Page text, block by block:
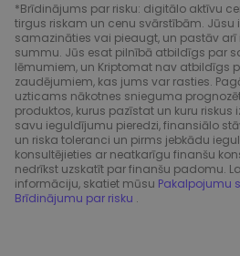
*Brīdinājums par risku: digitālo aktīvu
tirgus riskam un cenu svārstībām.
samazināties vai pieaugt, un pastāv
summu. Jūs esat pilnībā atbildīgs par
lēmumiem, un Kriptomat nav atbildīgs
zaudējumiem, kas jums var rasties.
uzticams nākotnes snieguma
produktos, kurus pazīstat un kuru riskus
savu ieguldījumu pieredzi, finansiālo
un riska toleranci un pirms jebkādu
konsultējieties ar neatkarīgu finanšu
nedrīkst uzskatīt par finanšu padomu.
informāciju, skatiet mūsu Pakalpojumu
Brīdinājumu par risku .